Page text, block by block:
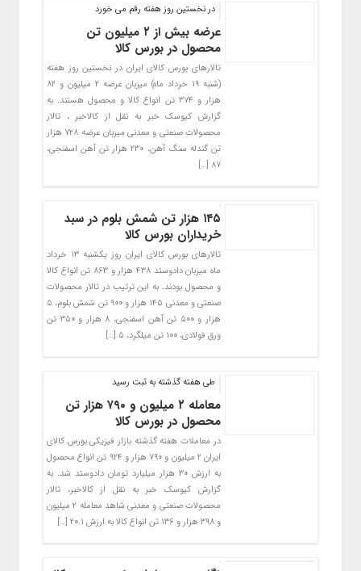
در نخستین روز هفته رقم می خورد
عرضه بیش از ۲ میلیون تن
محصول در بورس کالا
تالارهای بورس کالای ایران در نخستین روز هفته
(شنبه ۱۹ خرداد ماه) میزبان عرضه ۲ میلیون و ۸۲
هزار و ۳۷۴ تن انواع کالا و محصول هستند. به
گزارش کیوسک خبر به نقل از کالاخبر ، تالار
محصولات صنعتی و معدنی میزبان عرضه ۷۲۸ هزار
تن گندله سنگ آهن، ۲۳۰ هزار تن آهن اسفنجی،
۸۷ […]
۱۴۵ هزار تن شمش بلوم در سبد
خریداران بورس کالا
تالارهای بورس کالای ایران روز یکشنبه ۱۳ خرداد
ماه میزبان دادوستد ۴۳۸ هزار و ۸۶۳ تن انواع کالا
و محصول بودند. به این ترتیب در تالار محصولات
صنعتی و معدنی ۱۴۵ هزار و ۹۰۰ تن شمش بلوم، ۵
هزار و ۵۰۰ تن آهن اسفنجی، ۸ هزار و ۳۵۰ تن
ورق فولادی، ۱۰۰ تن میلگرد، ۵ […]
طی هفته گذشته به ثبت رسید
معامله ۲ میلیون و ۷۹۰ هزار تن
محصول در بورس کالا
در معاملات هفته گذشته بازار فیزیکی بورس کالای
ایران ۲ میلیون و ۷۹۰ هزار و ۹۲۴ تن انواع محصول
به ارزش ۳۰ هزار میلیارد تومان دادوستد شد. به
گزارش کیوسک خبر به نقل از کالاخبر، تالار
محصولات صنعتی و معدنی شاهد معامله ۲ میلیون
و ۳۹۸ هزار و ۱۳۶ تن انواع کالا به ارزش ۲۰.۱ […]